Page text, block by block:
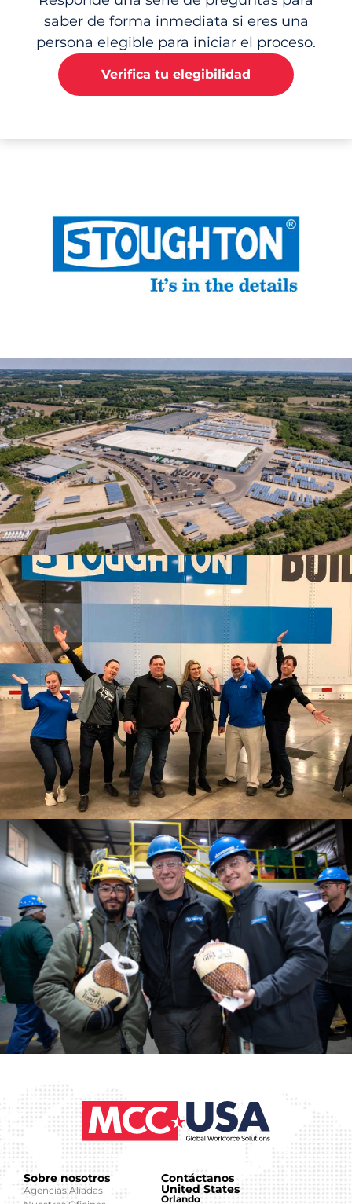
saber de forma inmediata si eres una
persona elegible para iniciar el proceso.
Verifica tu elegibilidad
Sobre nosotros
Agencias Aliadas
Contáctanos
United States
Orlando